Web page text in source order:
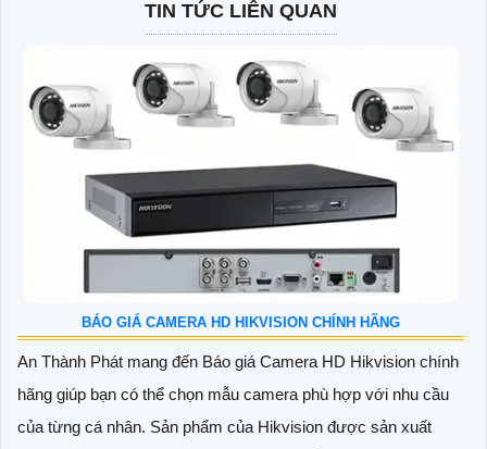
TIN TỨC LIÊN QUAN
BÁO GIÁ CAMERA HD HIKVISION CHÍNH HÃNG
An Thành Phát mang đến Báo giá Camera HD Hikvision chính
hãng giúp bạn có thể chọn mẫu camera phù hợp với nhu cầu
của từng cá nhân. Sản phẩm của Hikvision được sản xuất